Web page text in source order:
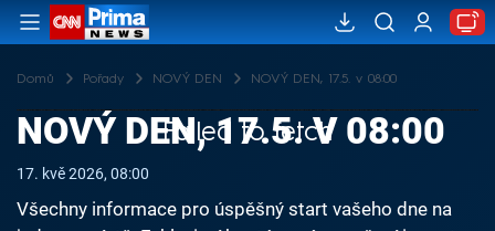
Domů Pořady NOVÝ DEN NOVÝ DEN, 17.5. v 08:00
Failed to fetch
NOVÝ DEN, 17.5. V 08:00
17. kvě 2026, 08:00
Všechny informace pro úspěšný start vašeho dne na